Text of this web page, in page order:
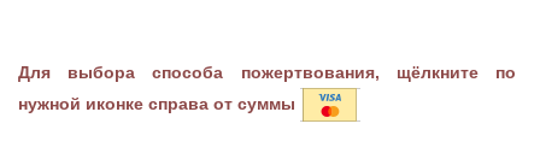
Для выбора способа пожертвования, щёлкните по
нужной иконке справа от суммы